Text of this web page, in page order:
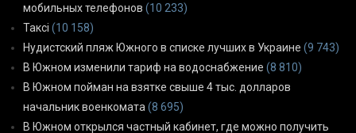
мобильных телефонов (10 233)
Таксі (10 158)
Нудистский пляж Южного в списке лучших в Украине (9 743)
В Южном изменили тариф на водоснабжение (8 810)
В Южном пойман на взятке свыше 4 тыс. долларов
начальник военкомата (8 695)
В Южном открылся частный кабинет, где можно получить